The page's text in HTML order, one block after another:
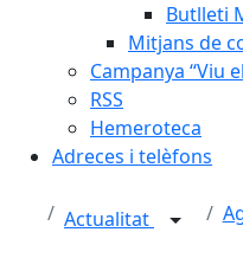
Butlleti
Mitjans de
Campanya “Viu
RSS
Hemeroteca
Adreces i telèfons
Actualitat